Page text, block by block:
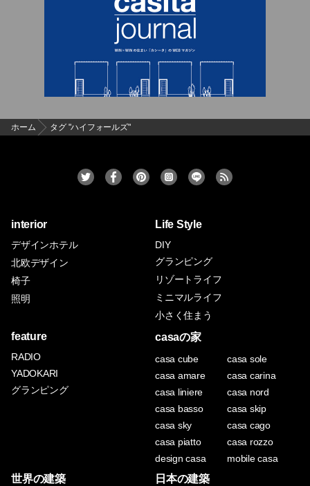
ホーム タグ "ハイフォールズ"
interior
デザインホテル
北欧デザイン
椅子
照明
Life Style
DIY
グランピング
リゾートライフ
ミニマルライフ
小さく住まう
feature
RADIO
YADOKARI
グランピング
casaの家
casa cube
casa sole
casa amare
casa carina
casa liniere
casa nord
casa basso
casa skip
casa sky
casa cago
casa piatto
casa rozzo
design casa
mobile casa
世界の建築 日本の建築